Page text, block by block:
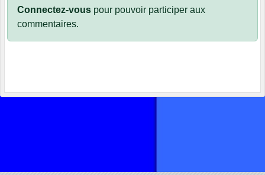
Connectez-vous pour pouvoir participer aux
commentaires.